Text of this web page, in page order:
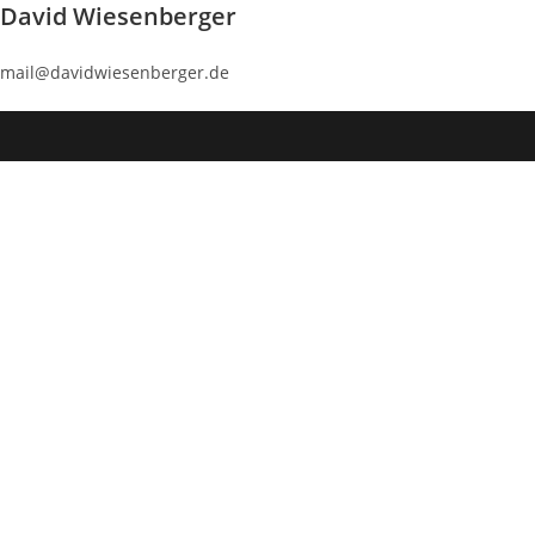
Zum
springen
David Wiesenberger
mail@davidwiesenberger.de